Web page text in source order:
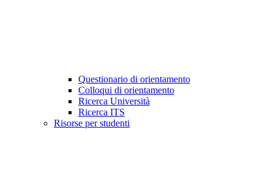
Questionario di orientamento
Colloqui di orientamento
Ricerca Università
Ricerca ITS
Risorse per studenti